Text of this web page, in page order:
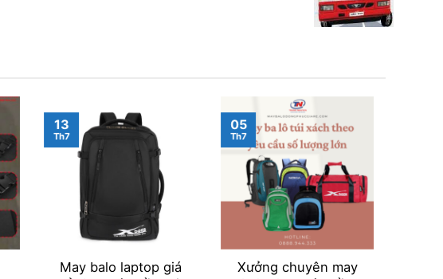
May balo laptop giá
13
Th7
Xưởng chuyên may
05
Th7